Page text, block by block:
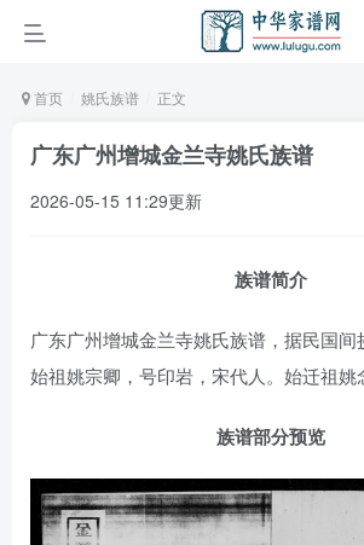
首页 姚氏族谱 正文
广东广州增城金兰寺姚氏族谱
2026-05-15 11:29更新
族谱简介
广东广州增城金兰寺姚氏族谱，据民国间
始祖姚宗卿，号印岩，宋代人。始迁祖姚
族谱部分预览